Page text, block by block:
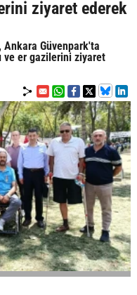
ziyaret ederek
Ankara Güvenpark'ta
ve er gazilerini ziyaret